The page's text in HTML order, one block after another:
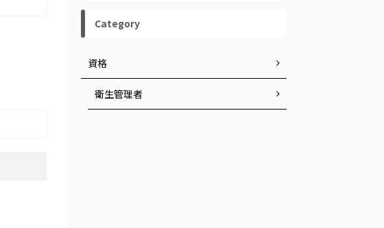
Category
資格
衛生管理者